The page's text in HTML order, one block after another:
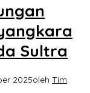
Sultra
2025oleh Tim